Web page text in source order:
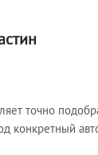
точно
конкретный